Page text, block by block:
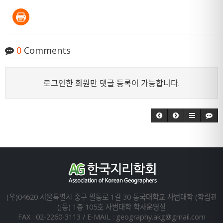
0 Comments
로그인한 회원만 댓글 등록이 가능합니다.
(우)04620 서울특별시 중구 필동로 1길 30 동국대학교 사범대학 (학림관
(J동) 1층 105호 사범대학 학사운영실
FAX : 02-2260-3113 / E-MAIL : geography.akg@gmail.com